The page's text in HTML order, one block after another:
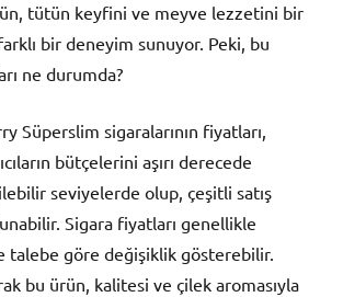
tütün keyfini ve meyve lezzetini bir
bir deneyim sunuyor. Peki, bu
ne durumda?
Süperslim sigaralarının fiyatları,
bütçelerini aşırı derecede
seviyelerde olup, çeşitli satış
Sigara fiyatları genellikle
talebe göre değişiklik gösterebilir.
bu ürün, kalitesi ve çilek aromasıyla